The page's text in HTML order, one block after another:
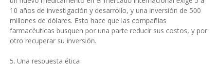
10 años de investigación y desarrollo, y una inversión de 500
millones de dólares. Esto hace que las compañías
farmacéuticas busquen por una parte reducir sus costos, y por
otro recuperar su inversión.
5. Una respuesta ética